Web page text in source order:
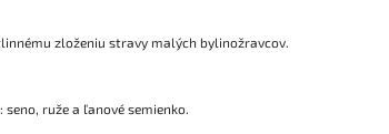
zloženiu stravy malých bylinožravcov.
ruže a ľanové semienko.